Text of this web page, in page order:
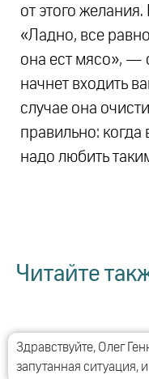
от этого
«Ладно, все
она ест мясо», —
начнет входить
случае она
правильно: когда
надо любить
Читайте
Здравствуйте, Олег
запутанная ситуация,